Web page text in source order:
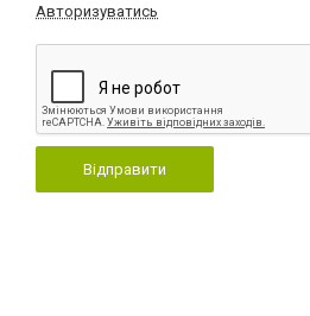
Авторизуватись
Відправити